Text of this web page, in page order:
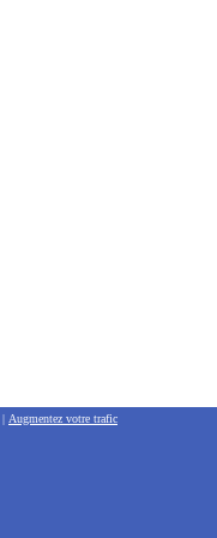
| Augmentez votre trafic